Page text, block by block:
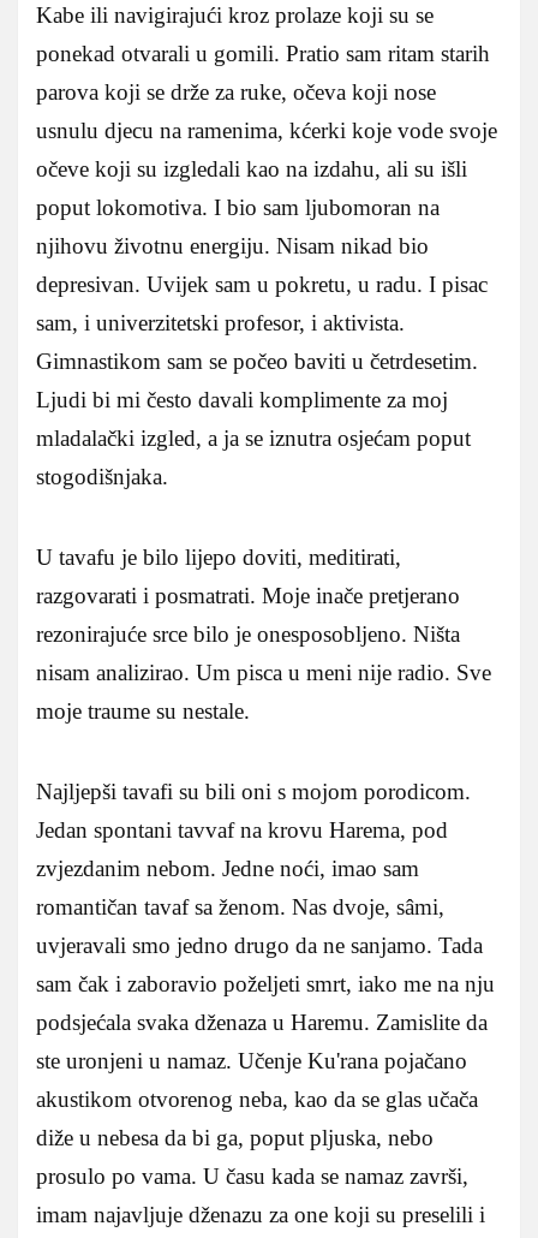
Kabe ili navigirajući kroz prolaze koji su se
ponekad otvarali u gomili. Pratio sam ritam starih
parova koji se drže za ruke, očeva koji nose
usnulu djecu na ramenima, kćerki koje vode svoje
očeve koji su izgledali kao na izdahu, ali su išli
poput lokomotiva. I bio sam ljubomoran na
njihovu životnu energiju. Nisam nikad bio
depresivan. Uvijek sam u pokretu, u radu. I pisac
sam, i univerzitetski profesor, i aktivista.
Gimnastikom sam se počeo baviti u četrdesetim.
Ljudi bi mi često davali komplimente za moj
mladalački izgled, a ja se iznutra osjećam poput
stogodišnjaka.
U tavafu je bilo lijepo doviti, meditirati,
razgovarati i posmatrati. Moje inače pretjerano
rezonirajuće srce bilo je onesposobljeno. Ništa
nisam analizirao. Um pisca u meni nije radio. Sve
moje traume su nestale.
Najljepši tavafi su bili oni s mojom porodicom.
Jedan spontani tavvaf na krovu Harema, pod
zvjezdanim nebom. Jedne noći, imao sam
romantičan tavaf sa ženom. Nas dvoje, sâmi,
uvjeravali smo jedno drugo da ne sanjamo. Tada
sam čak i zaboravio poželjeti smrt, iako me na nju
podsjećala svaka dženaza u Haremu. Zamislite da
ste uronjeni u namaz. Učenje Ku'rana pojačano
akustikom otvorenog neba, kao da se glas učača
diže u nebesa da bi ga, poput pljuska, nebo
prosulo po vama. U času kada se namaz završi,
imam najavljuje dženazu za one koji su preselili i